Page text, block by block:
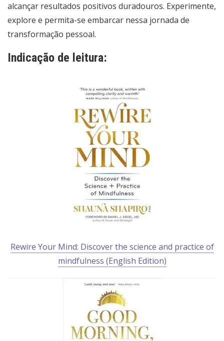
alcançar resultados positivos duradouros. Experimente,
explore e permita-se embarcar nessa jornada de
transformação pessoal.
Indicação de leitura:
Rewire Your Mind: Discover the science and practice of
mindfulness (English Edition)